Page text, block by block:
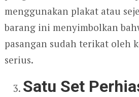
menggunakan plakat atau
barang ini menyimbolkan
pasangan sudah terikat oleh
serius.
Satu Set